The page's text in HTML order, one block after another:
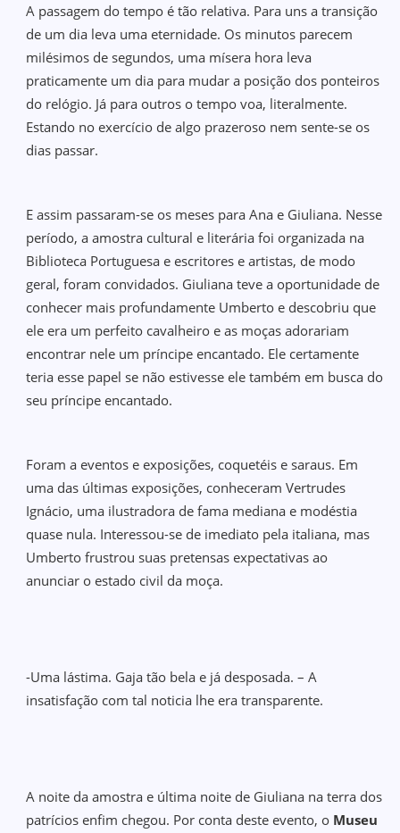
A passagem do tempo é tão relativa. Para uns a transição
de um dia leva uma eternidade. Os minutos parecem
milésimos de segundos, uma mísera hora leva
praticamente um dia para mudar a posição dos ponteiros
do relógio. Já para outros o tempo voa, literalmente.
Estando no exercício de algo prazeroso nem sente-se os
dias passar.
E assim passaram-se os meses para Ana e Giuliana. Nesse
período, a amostra cultural e literária foi organizada na
Biblioteca Portuguesa e escritores e artistas, de modo
geral, foram convidados. Giuliana teve a oportunidade de
conhecer mais profundamente Umberto e descobriu que
ele era um perfeito cavalheiro e as moças adorariam
encontrar nele um príncipe encantado. Ele certamente
teria esse papel se não estivesse ele também em busca do
seu príncipe encantado.
Foram a eventos e exposições, coquetéis e saraus. Em
uma das últimas exposições, conheceram Vertrudes
Ignácio, uma ilustradora de fama mediana e modéstia
quase nula. Interessou-se de imediato pela italiana, mas
Umberto frustrou suas pretensas expectativas ao
anunciar o estado civil da moça.
-Uma lástima. Gaja tão bela e já desposada. – A
insatisfação com tal noticia lhe era transparente.
A noite da amostra e última noite de Giuliana na terra dos
patrícios enfim chegou. Por conta deste evento, o Museu